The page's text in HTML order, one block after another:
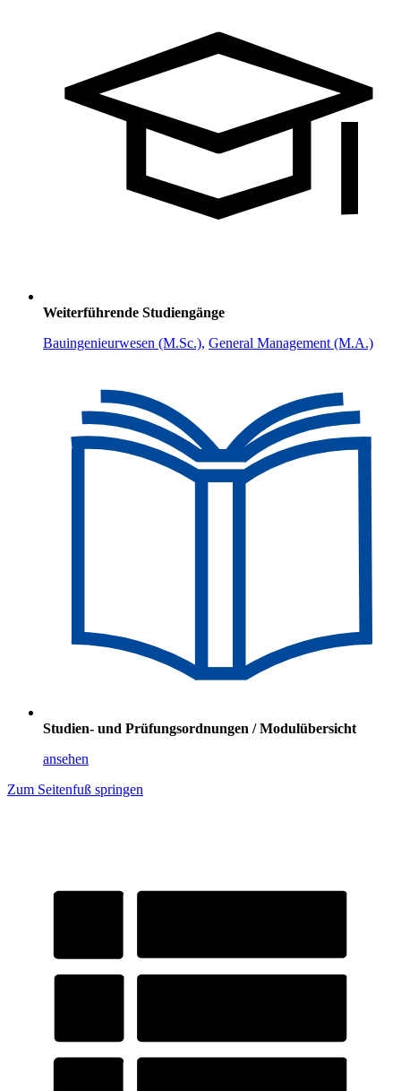
Weiterführende Studiengänge
Bauingenieurwesen (M.Sc.), General Management (M.A.)
Studien- und Prüfungsordnungen / Modulübersicht
ansehen
Zum Seitenfuß springen